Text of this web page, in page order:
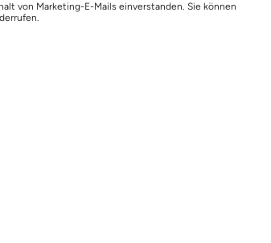
von Marketing-E-Mails einverstanden. Sie können